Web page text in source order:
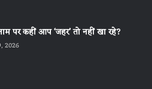
पर कहीं आप ‘जहर’ तो नहीं खा रहे?
2026